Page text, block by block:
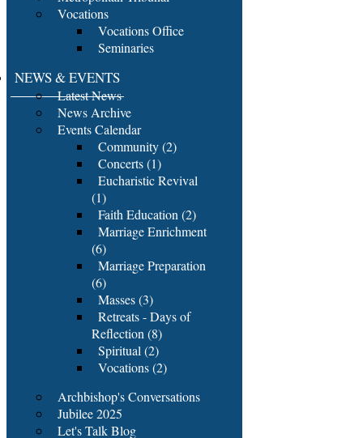
Vocations
Vocations Office
Seminaries
NEWS & EVENTS
Latest News
News Archive
Events Calendar
Community (2)
Concerts (1)
Eucharistic Revival
(1)
Faith Education (2)
Marriage Enrichment
(6)
Marriage Preparation
(6)
Masses (3)
Retreats - Days of
Reflection (8)
Spiritual (2)
Vocations (2)
Archbishop's Conversations
Jubilee 2025
Let's Talk Blog